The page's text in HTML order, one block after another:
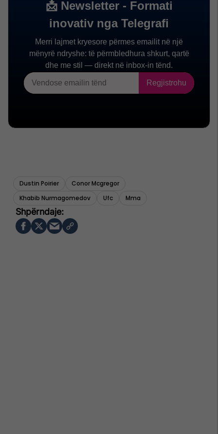
Dustin Poirier
Conor Mcgregor
Khabib Nurmagomedov
Ufc Mma